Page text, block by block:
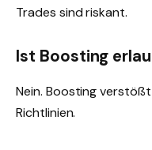
Trades sind riskant.
Ist Boosting
Nein. Boosting
Richtlinien.